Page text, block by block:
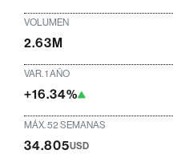
VOLUMEN
2.63M
VAR. 1 AÑO
+16.34%
MÁX. 52 SEMANAS
34.805USD